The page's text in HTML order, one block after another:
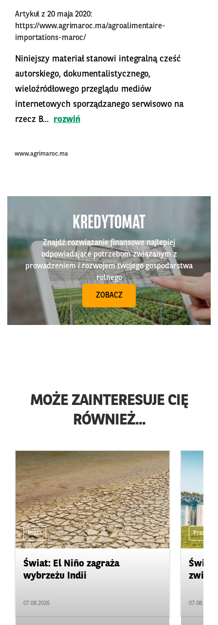
Artykuł z 20 maja 2020:
https://www.agrimaroc.ma/agroalimentaire-
importations-maroc/
Niniejszy materiał stanowi integralną cześć
autorskiego, dokumentalistycznego,
wieloźródłowego przeglądu mediów
internetowych sporządzanego serwisowo na
rzecz B...
rozwiń
www.agrimaroc.ma
KREDYTOMAT
Znajdź rozwiązanie finansowe najlepiej
odpowiadające potrzebom związanym z
prowadzeniem i rozwojem twojego gospodarstwa
rolnego
ZOBACZ
MOŻE ZAINTERESUJE CIĘ
RÓWNIEŻ...
Prasa
Świat: El Niño zagraża
wybrzeżu Indii
07.08.2026
Prasa
07.08.2026